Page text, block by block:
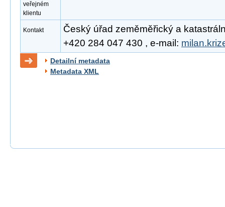
veřejném
klientu
Kontakt
Český úřad zeměměřický a
+420 284 047 430 , e-mail:
Detailní metadata
Metadata XML